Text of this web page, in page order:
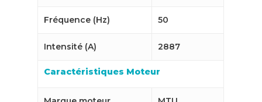
Fréquence (Hz) 50
Intensité (A) 2887
Caractéristiques Moteur